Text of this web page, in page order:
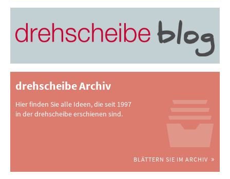
drehscheibe Archiv
Hier finden Sie alle Ideen, die seit 1997
in der drehscheibe erschienen sind.
BLÄTTERN SIE IM ARCHIV